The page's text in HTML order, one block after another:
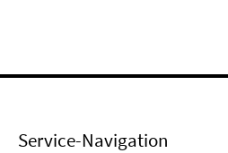
Service-Navigation